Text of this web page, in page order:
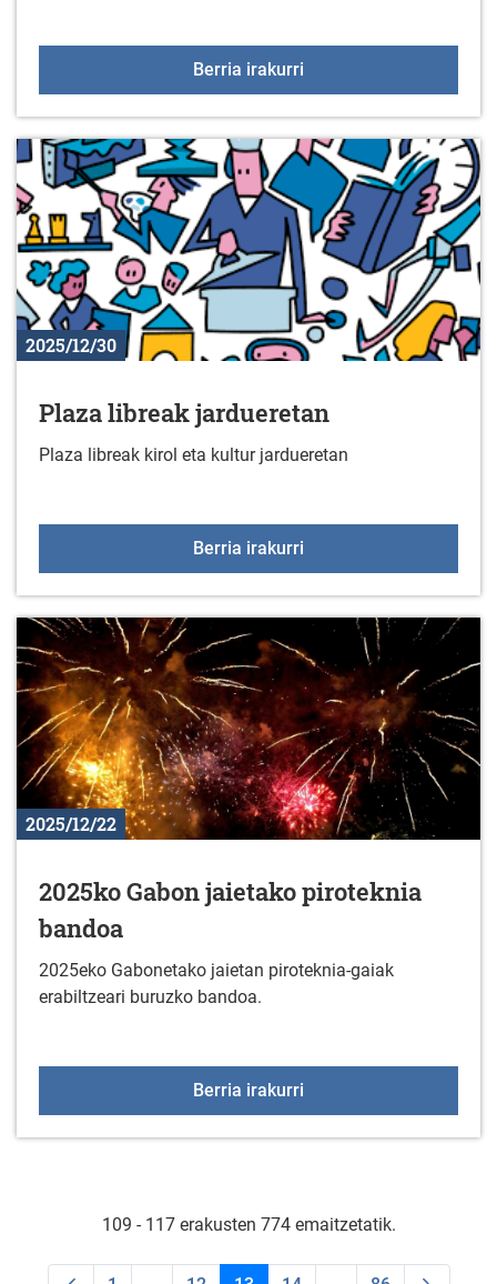
Berria irakurri
2025/12/30
Plaza libreak jardueretan
Plaza libreak kirol eta kultur jardueretan
Berria irakurri
2025/12/22
2025ko Gabon jaietako piroteknia
bandoa
2025eko Gabonetako jaietan piroteknia-gaiak
erabiltzeari buruzko bandoa.
Berria irakurri
109 - 117 erakusten 774 emaitzetatik.